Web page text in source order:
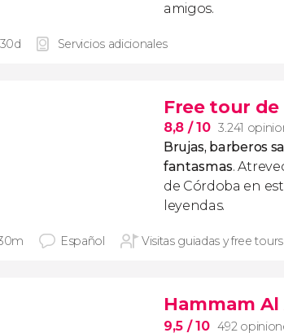
amigos.
Servicios adicionales
Free tour
8,8 / 10 3.241
Brujas, barberos
fantasmas.
de Córdoba en
leyendas.
Español Visitas guiadas y free tours
Hammam
9,5 / 10 492